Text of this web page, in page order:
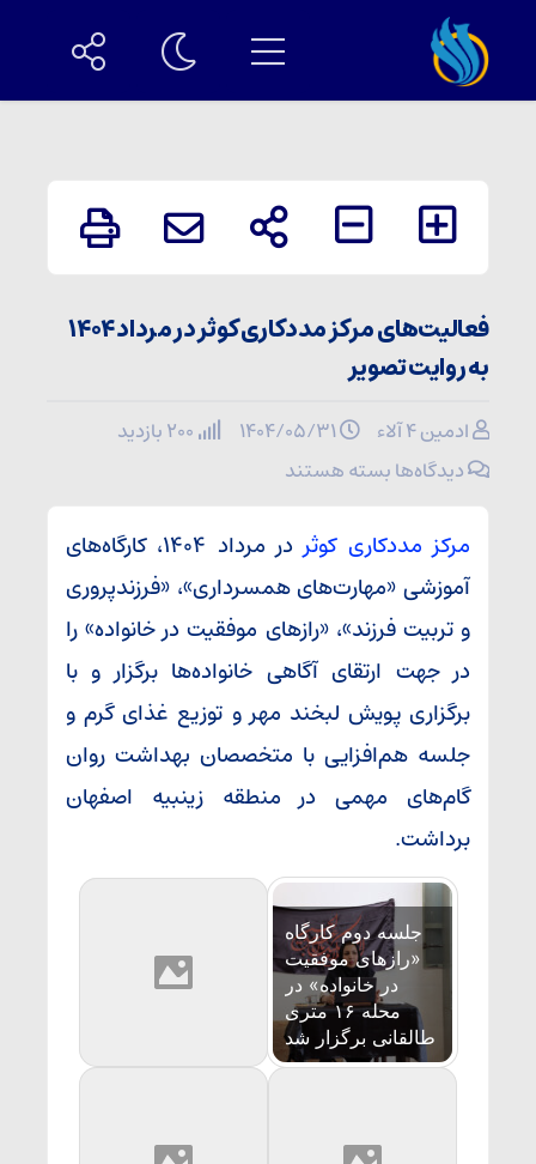
فعالیت‌های مرکز مددکاری کوثر در مرداد ۱۴۰۴
به روایت تصویر
ادمین ۴ آلاء
دیدگاه‌هابرای
مرکز
کوثر
در
مرداد
۱۴۰۴
روایت
تصویر
بسته هستند
مرکز مددکاری کوثر
در مرداد ۱۴۰۴، کارگاه‌های
آموزشی «مهارت‌های همسرداری»، «فرزندپروری
و تربیت فرزند»، «رازهای موفقیت در خانواده» را
در جهت ارتقای آگاهی خانواده‌ها برگزار و با
برگزاری پویش لبخند مهر و توزیع غذای گرم و
جلسه هم‌افزایی با متخصصان بهداشت روان
گام‌های مهمی در منطقه زینبیه اصفهان
برداشت.
جلسه دوم کارگاه
«رازهای موفقیت
در خانواده» در
محله ۱۶ متری
طالقانی برگزار شد